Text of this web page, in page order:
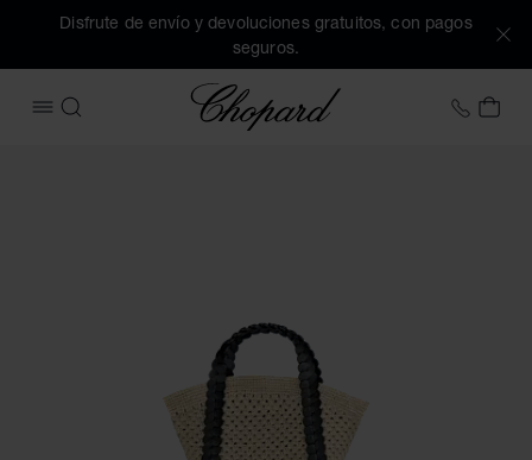
Disfrute de envío y devoluciones gratuitos, con pagos
seguros.
ABRIR MENÚ
BUSCAR
Chopard +34
MI